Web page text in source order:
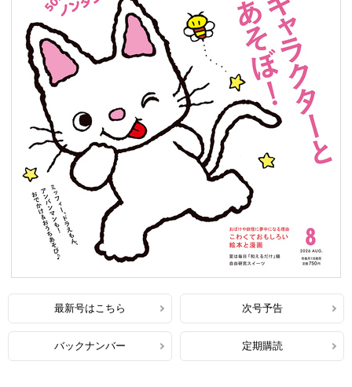
最新号はこちら 次号予告
バックナンバー 定期購読